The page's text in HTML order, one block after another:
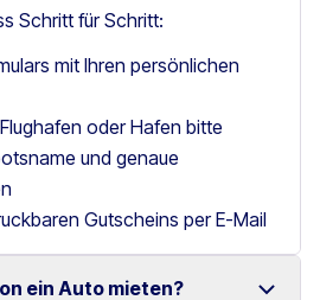
Schritt für Schritt:
mit Ihren persönlichen
oder Hafen bitte
und genaue
Gutscheins per E-Mail
ein Auto mieten?